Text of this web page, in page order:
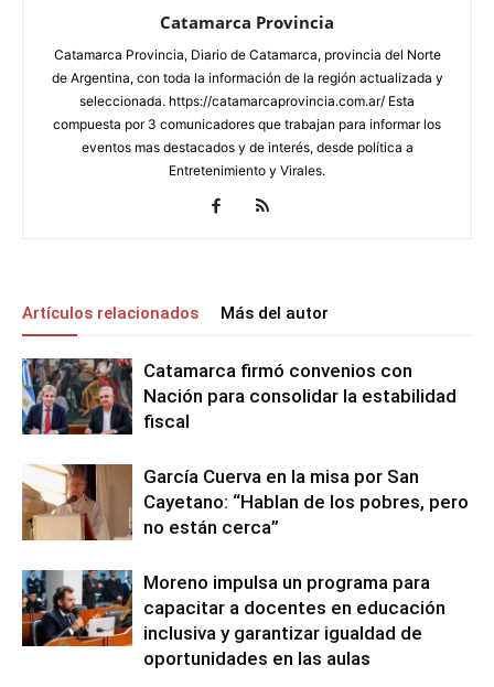
Catamarca Provincia
Catamarca Provincia, Diario de Catamarca, provincia del Norte
de Argentina, con toda la información de la región actualizada y
seleccionada. https://catamarcaprovincia.com.ar/ Esta
compuesta por 3 comunicadores que trabajan para informar los
eventos mas destacados y de interés, desde política a
Entretenimiento y Virales.
Artículos relacionados Más del autor
Catamarca firmó convenios con
Nación para consolidar la estabilidad
fiscal
García Cuerva en la misa por San
Cayetano: “Hablan de los pobres, pero
no están cerca”
Moreno impulsa un programa para
capacitar a docentes en educación
inclusiva y garantizar igualdad de
oportunidades en las aulas